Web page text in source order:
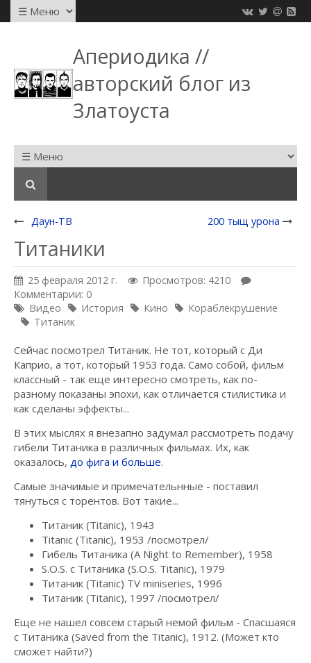
Апериодика //
авторский блог из
Златоуста
Даун-ТВ 200 тыщ урона
Титаники
25 февраля 2012 г.
Просмотров: 4210
Комментарии: 0
Видео
История Кино
Кораблекрушение
Титаник
Сейчас посмотрел Титаник. Не тот, который с Ди
Каприо, а тот, который 1953 года. Само собой, фильм
классный - так еще интересно смотреть, как по-
разному показаны эпохи, как отличается стилистика и
как сделаны эффекты...
В этих мыслях я внезапно задумал рассмотреть подачу
гибели Титаника в различных фильмах. Их, как
оказалось, до фига и больше.
Самые значимые и примечательнные - поставил
тянуться с торентов. Вот такие...
Титаник (Titanic), 1943
Titanic (Titanic), 1953 /посмотрел/
Гибель Титаника (A Night to Remember), 1958
S.O.S. с Титаника (S.O.S. Titanic), 1979
Титаник (Titanic) TV miniseries, 1996
Титаник (Titanic), 1997 /посмотрел/
Еще не нашел совсем старый немой фильм - Спасшаяся
с Титаника (Saved from the Titanic), 1912. (Может кто
сможет найти?)